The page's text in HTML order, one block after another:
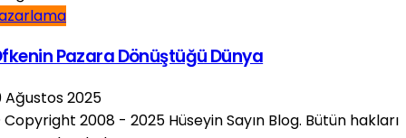
Pazara Dönüştüğü Dünya
Ağustos 2025
2008 - 2025 Hüseyin Sayın Blog. Bütün hakları